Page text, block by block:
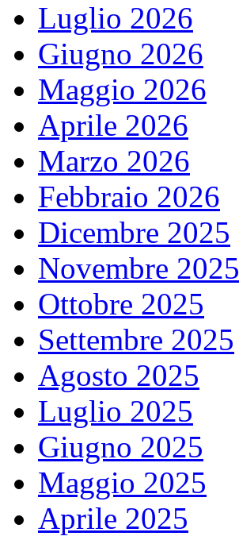
Luglio 2026
Giugno 2026
Maggio 2026
Aprile 2026
Marzo 2026
Febbraio 2026
Dicembre 2025
Novembre 2025
Ottobre 2025
Settembre 2025
Agosto 2025
Luglio 2025
Giugno 2025
Maggio 2025
Aprile 2025